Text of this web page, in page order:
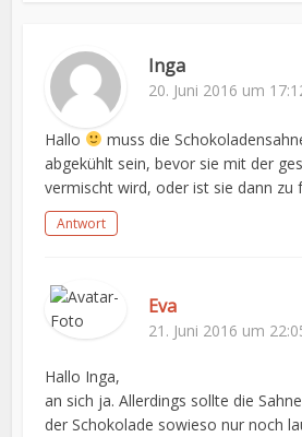
Inga
20. Juni 2016 um
Hallo
muss die
abgekühlt sein, bevor sie mit der
vermischt wird, oder ist sie dann zu
Antwort
Eva
21. Juni 2016 um
Hallo Inga,
an sich ja. Allerdings sollte die
der Schokolade sowieso nur noch